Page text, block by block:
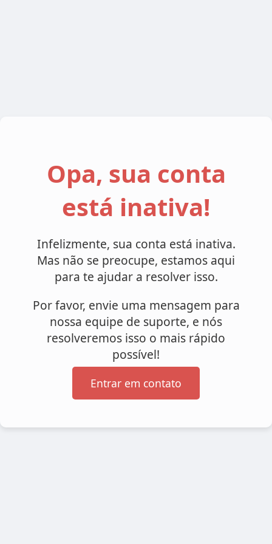
Opa, sua conta
está inativa!
Infelizmente, sua conta está inativa.
Mas não se preocupe, estamos aqui
para te ajudar a resolver isso.
Por favor, envie uma mensagem para
nossa equipe de suporte, e nós
resolveremos isso o mais rápido
possível!
Entrar em contato